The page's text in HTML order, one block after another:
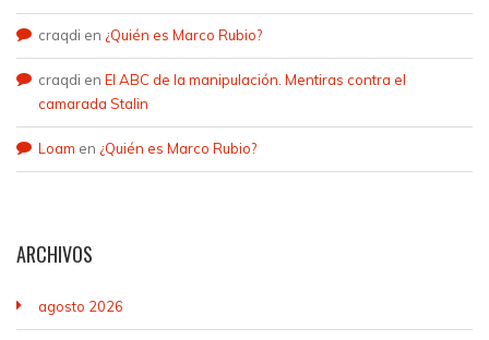
craqdi en ¿Quién es Marco Rubio?
craqdi en El ABC de la manipulación. Mentiras contra el
camarada Stalin
Loam en ¿Quién es Marco Rubio?
ARCHIVOS
agosto 2026